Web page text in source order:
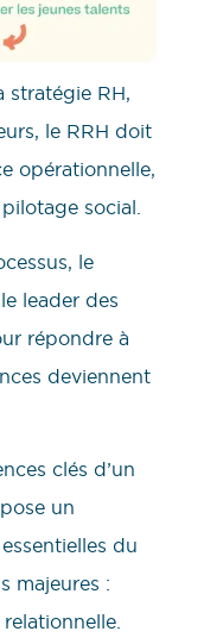
stratégie RH,
le RRH doit
opérationnelle,
social.
le
leader des
répondre à
deviennent
clés d’un
un
du
majeures :